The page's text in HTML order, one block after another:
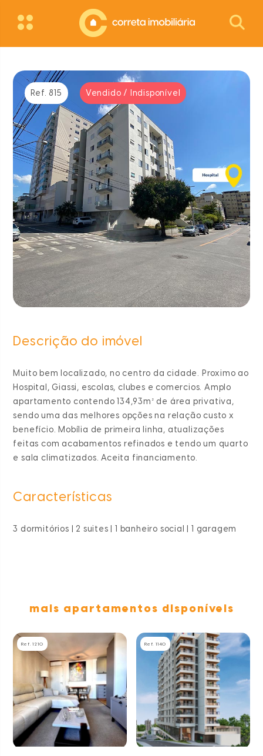
Ref. 815 Vendido / Indisponível
Descrição do imóvel
Muito bem localizado, no centro da cidade. Proximo ao
Hospital, Giassi, escolas, clubes e comercios. Amplo
apartamento contendo 134,93m² de área privativa,
sendo uma das melhores opções na relação custo x
benefício. Mobília de primeira linha, atualizações
feitas com acabamentos refinados e tendo um quarto
e sala climatizados. Aceita financiamento.
Características
3 dormitórios | 2 suites | 1 banheiro social | 1 garagem
mais apartamentos disponíveis
Ref. 1210 Ref. 1140